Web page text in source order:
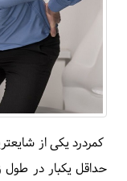
کمردرد یکی از
حداقل یکبار در